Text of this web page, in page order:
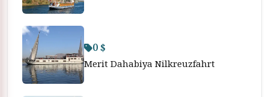
0 $
Merit Dahabiya Nilkreuzfahrt